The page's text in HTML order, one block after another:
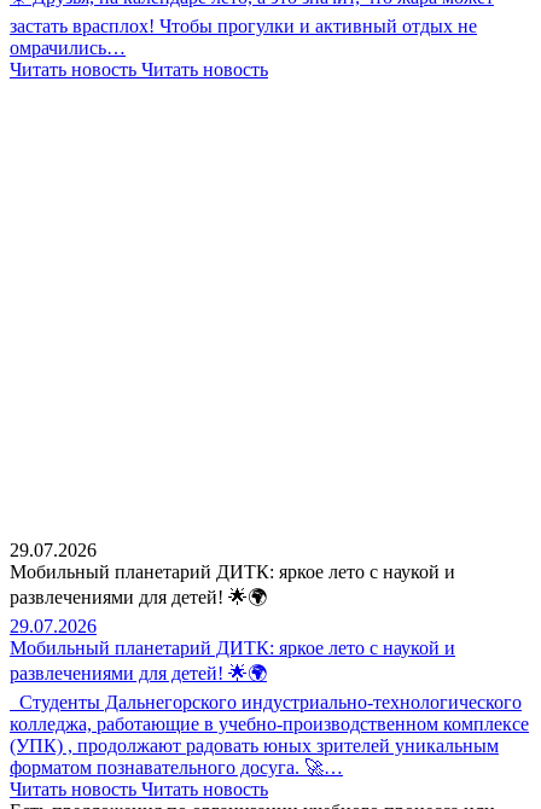
застать врасплох! Чтобы прогулки и активный отдых не
омрачились…
Читать новость Читать новость
29.07.2026
Мобильный планетарий ДИТК: яркое лето с наукой и
развлечениями для детей! 🌟🌍
29.07.2026
Мобильный планетарий ДИТК: яркое лето с наукой и
развлечениями для детей! 🌟🌍
Студенты Дальнегорского индустриально-технологического
колледжа, работающие в учебно-производственном комплексе
(УПК) , продолжают радовать юных зрителей уникальным
форматом познавательного досуга. 🚀…
Читать новость Читать новость